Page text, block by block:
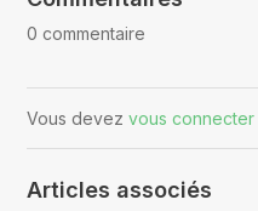
0 commentaire
Vous devezvous connecter
Articles associés